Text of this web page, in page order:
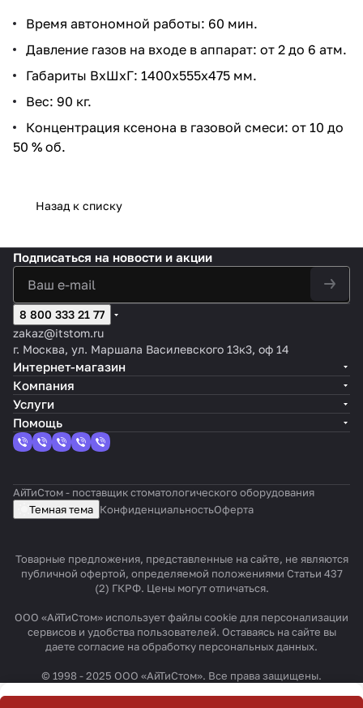
Время автономной работы: 60 мин.
Давление газов на входе в аппарат: от 2 до 6 атм.
Габариты ВхШхГ: 1400х555х475 мм.
Вес: 90 кг.
Концентрация ксенона в газовой смеси: от 10 до
50 % об.
Назад к списку
Подписаться на новости и акции
8 800 333 21 77
zakaz@itstom.ru
г. Москва, ул. Маршала Василевского 13к3, оф 14
Интернет-магазин
Компания
Услуги
Помощь
АйТиСтом - поставщик стоматологического оборудования
Темная тема КонфиденциальностьОферта
Товарные предложения, представленные на сайте, не являются
публичной офертой, определяемой положениями Статьи 437
(2) ГКРФ. Цены могут отличаться.
ООО «АйТиСтом» использует файлы cookie для персонализации
сервисов и удобства пользователей. Оставаясь на сайте вы
даете согласие на обработку персональных данных.
© 1998 - 2025 ООО «АйТиСтом». Все права защищены.